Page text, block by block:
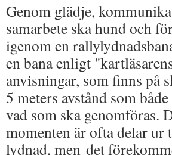
Genom glädje,
samarbete ska hund och
igenom en
en bana enligt
anvisningar, som finns på
5 meters avstånd som
vad som ska genomföras.
momenten är ofta delar
lydnad, men det